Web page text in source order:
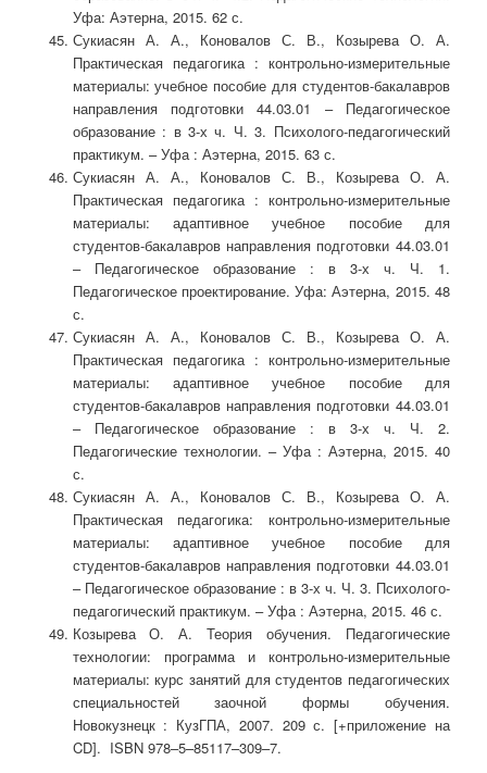
Уфа: Аэтерна, 2015. 62 с.
Сукиасян А. А., Коновалов С. В., Козырева О. А.
Практическая педагогика : контрольно-измерительные
материалы: учебное пособие для студентов-бакалавров
направления подготовки 44.03.01 – Педагогическое
образование : в 3-х ч. Ч. 3. Психолого-педагогический
практикум. – Уфа : Аэтерна, 2015. 63 с.
Сукиасян А. А., Коновалов С. В., Козырева О. А.
Практическая педагогика : контрольно-измерительные
материалы: адаптивное учебное пособие для
студентов-бакалавров направления подготовки 44.03.01
– Педагогическое образование : в 3-х ч. Ч. 1.
Педагогическое проектирование. Уфа: Аэтерна, 2015. 48
с.
Сукиасян А. А., Коновалов С. В., Козырева О. А.
Практическая педагогика : контрольно-измерительные
материалы: адаптивное учебное пособие для
студентов-бакалавров направления подготовки 44.03.01
– Педагогическое образование : в 3-х ч. Ч. 2.
Педагогические технологии. – Уфа : Аэтерна, 2015. 40
с.
Сукиасян А. А., Коновалов С. В., Козырева О. А.
Практическая педагогика: контрольно-измерительные
материалы: адаптивное учебное пособие для
студентов-бакалавров направления подготовки 44.03.01
– Педагогическое образование : в 3-х ч. Ч. 3. Психолого-
педагогический практикум. – Уфа : Аэтерна, 2015. 46 с.
Козырева О. А. Теория обучения. Педагогические
технологии: программа и контрольно-измерительные
материалы: курс занятий для студентов педагогических
специальностей заочной формы обучения.
Новокузнецк : КузГПА, 2007. 209 с. [+приложение на
CD]. ISBN 978–5–85117–309–7.